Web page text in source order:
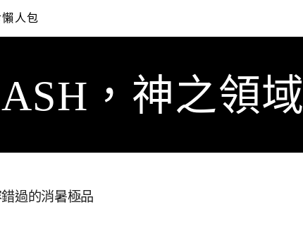
人包
，神之領域
過的消暑極品